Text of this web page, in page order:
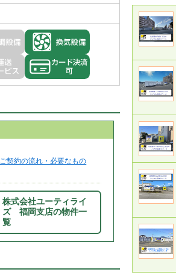
ご契約の流れ・必要なもの
株式会社ユーティライ
ズ 福岡支店の物件一
覧